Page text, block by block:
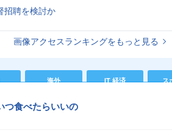
招聘を検討か
画像アクセスランキングをもっと見る
海外 IT 経済 ス
つ食べたらいいの